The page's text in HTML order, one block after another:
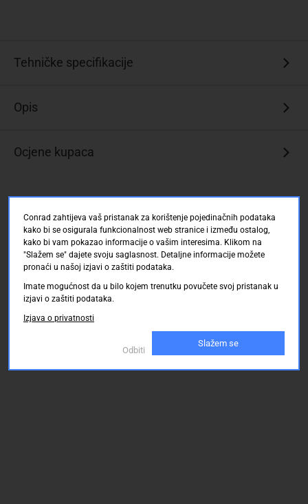
Tehničke specifikacije
Opis
Ocjene kupaca
Conrad zahtijeva vaš pristanak za korištenje pojedinačnih podataka
kako bi se osigurala funkcionalnost web stranice i između ostalog,
kako bi vam pokazao informacije o vašim interesima. Klikom na
"Slažem se" dajete svoju saglasnost. Detaljne informacije možete
pronaći u našoj izjavi o zaštiti podataka.
Imate mogućnost da u bilo kojem trenutku povučete svoj pristanak u
izjavi o zaštiti podataka.
Izjava o privatnosti
Odbiti
Slažem se